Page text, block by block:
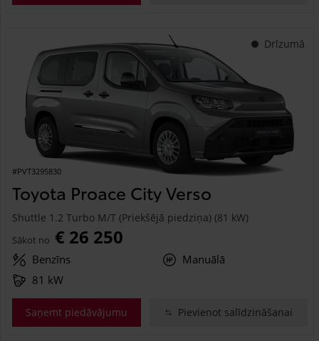
Drīzumā
#PVT3295830
Toyota Proace City Verso
Shuttle 1.2 Turbo M/T (Priekšējā piedziņa) (81 kW)
Sākot no € 26 250
Benzīns
Manuālā
81 kW
Saņemt piedāvājumu Pievienot salīdzināšanai